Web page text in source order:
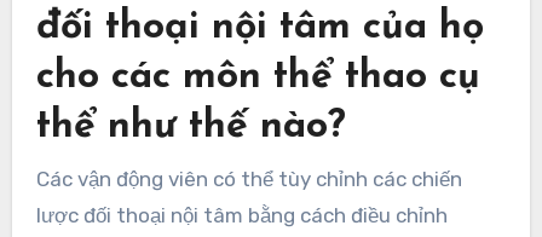
đối thoại nội tâm của họ
cho các môn thể thao cụ
thể như thế nào?
Các vận động viên có thể tùy chỉnh các chiến
lược đối thoại nội tâm bằng cách điều chỉnh